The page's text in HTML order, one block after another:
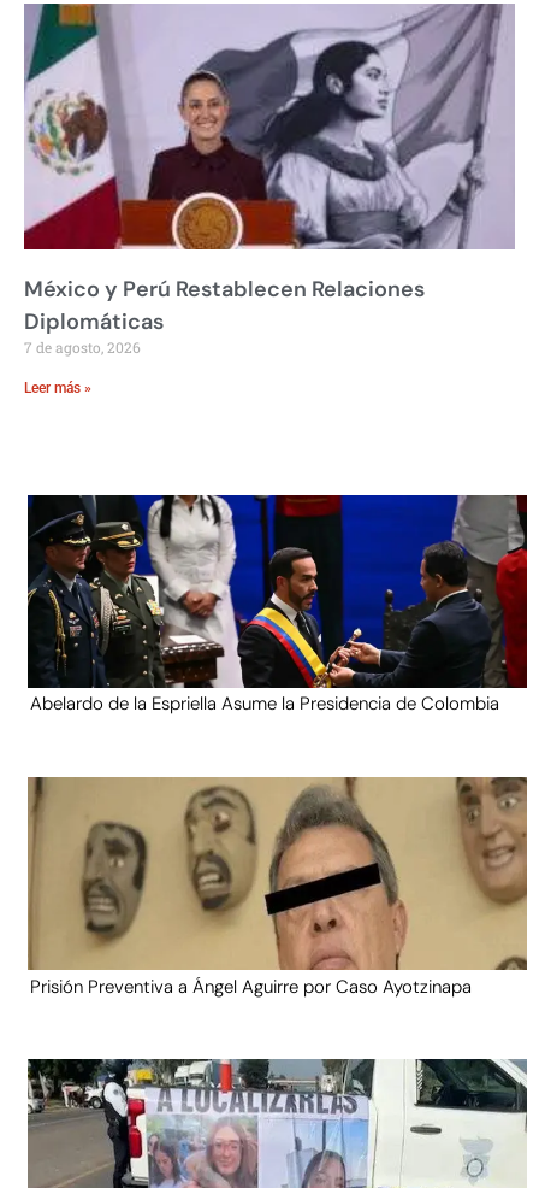
México y Perú Restablecen Relaciones
Diplomáticas
7 de agosto, 2026
Leer más »
Abelardo de la Espriella Asume la Presidencia de Colombia
Prisión Preventiva a Ángel Aguirre por Caso Ayotzinapa